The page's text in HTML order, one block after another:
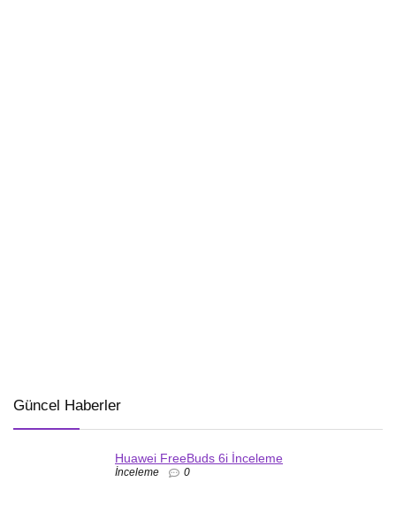
Güncel Haberler
Huawei FreeBuds 6i İnceleme
İnceleme 0